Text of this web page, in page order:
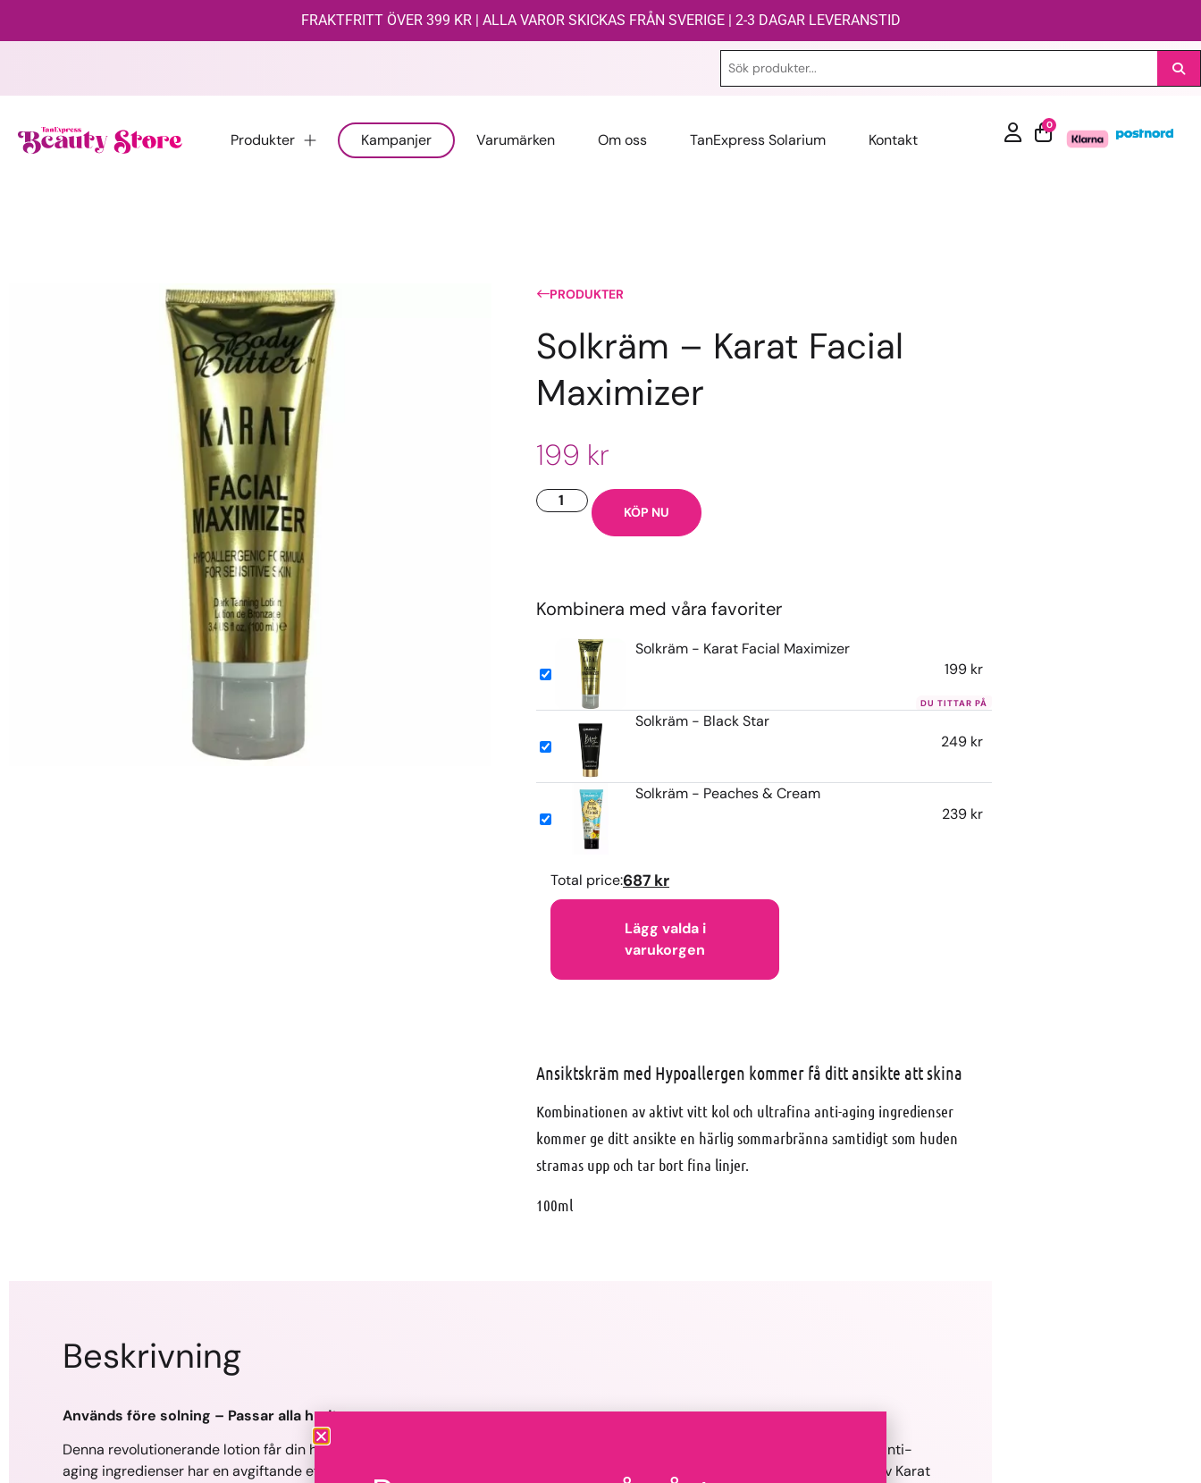
FRAKTFRITT ÖVER 399 KR | ALLA VAROR SKICKAS FRÅN SVERIGE | 2-3 DAGAR LEVERANSTID
Produkter Kampanjer Varumärken Om oss TanExpress Solarium Kontakt
0
PRODUKTER
Solkräm – Karat Facial
Maximizer
199 kr
KÖP NU
Kombinera med våra favoriter
Solkräm - Karat Facial Maximizer
199 kr
Solkräm - Black Star
249 kr
Solkräm - Peaches & Cream
239 kr
Total price:687 kr
Lägg valda i
varukorgen
Ansiktskräm med Hypoallergen kommer få ditt ansikte att skina
Kombinationen av aktivt vitt kol och ultrafina anti-aging ingredienser
kommer ge ditt ansikte en härlig sommarbränna samtidigt som huden
stramas upp och tar bort fina linjer.
100ml
Beskrivning
Används före solning – Passar alla hudtyper
Denna revolutionerande lotion får din hud att glöda utan användning av bronzer. Kombinationen av aktivt vitt kol och ultrafina anti-
aging ingredienser har en avgiftande effekt och gör din hud synligt strålande och silkeslen. Den hypoallergena formuleringen av Karat